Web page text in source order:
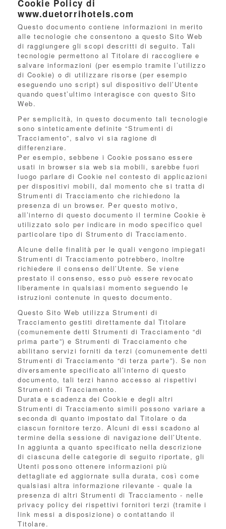
Cookie Policy di
www.duetorrihotels.com
Questo documento contiene informazioni in merito
alle tecnologie che consentono a questo Sito Web
di raggiungere gli scopi descritti di seguito. Tali
tecnologie permettono al Titolare di raccogliere e
salvare informazioni (per esempio tramite l’utilizzo
di Cookie) o di utilizzare risorse (per esempio
eseguendo uno script) sul dispositivo dell’Utente
quando quest’ultimo interagisce con questo Sito
Web.
Per semplicità, in questo documento tali tecnologie
sono sinteticamente definite “Strumenti di
Tracciamento”, salvo vi sia ragione di
differenziare.
Per esempio, sebbene i Cookie possano essere
usati in browser sia web sia mobili, sarebbe fuori
luogo parlare di Cookie nel contesto di applicazioni
per dispositivi mobili, dal momento che si tratta di
Strumenti di Tracciamento che richiedono la
presenza di un browser. Per questo motivo,
all’interno di questo documento il termine Cookie è
utilizzato solo per indicare in modo specifico quel
particolare tipo di Strumento di Tracciamento.
Alcune delle finalità per le quali vengono impiegati
Strumenti di Tracciamento potrebbero, inoltre
richiedere il consenso dell’Utente. Se viene
prestato il consenso, esso può essere revocato
liberamente in qualsiasi momento seguendo le
istruzioni contenute in questo documento.
Questo Sito Web utilizza Strumenti di
Tracciamento gestiti direttamente dal Titolare
(comunemente detti Strumenti di Tracciamento “di
prima parte”) e Strumenti di Tracciamento che
abilitano servizi forniti da terzi (comunemente detti
Strumenti di Tracciamento “di terza parte”). Se non
diversamente specificato all’interno di questo
documento, tali terzi hanno accesso ai rispettivi
Strumenti di Tracciamento.
Durata e scadenza dei Cookie e degli altri
Strumenti di Tracciamento simili possono variare a
seconda di quanto impostato dal Titolare o da
ciascun fornitore terzo. Alcuni di essi scadono al
termine della sessione di navigazione dell’Utente.
In aggiunta a quanto specificato nella descrizione
di ciascuna delle categorie di seguito riportate, gli
Utenti possono ottenere informazioni più
dettagliate ed aggiornate sulla durata, così come
qualsiasi altra informazione rilevante - quale la
presenza di altri Strumenti di Tracciamento - nelle
privacy policy dei rispettivi fornitori terzi (tramite i
link messi a disposizione) o contattando il
Titolare.